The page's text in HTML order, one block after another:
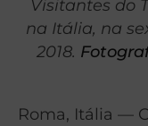
Visitantes do
na Itália, na
2018.
Roma, Itália —